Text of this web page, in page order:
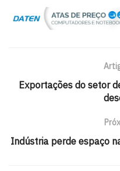
fevereiro, o número
passado mais 69.799
O Brasil registrou
linhas e teledensidade
habitantes. No terceiro
os pós-pagos, 73,72
Exportações do setor
Indústria perde espaço